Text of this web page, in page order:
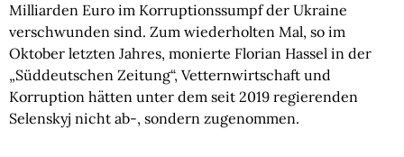
Milliarden Euro im Korruptionssumpf der Ukraine
verschwunden sind. Zum wiederholten Mal, so im
Oktober letzten Jahres, monierte Florian Hassel in der
„Süddeutschen Zeitung“, Vetternwirtschaft und
Korruption hätten unter dem seit 2019 regierenden
Selenskyj nicht ab-, sondern zugenommen.